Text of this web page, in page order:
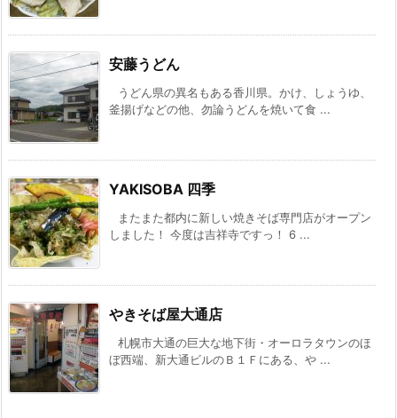
安藤うどん
うどん県の異名もある香川県。かけ、しょうゆ、
釜揚げなどの他、勿論うどんを焼いて食 ...
YAKISOBA 四季
またまた都内に新しい焼きそば専門店がオープン
しました！ 今度は吉祥寺ですっ！ 6 ...
やきそば屋大通店
札幌市大通の巨大な地下街・オーロラタウンのほ
ぼ西端、新大通ビルのＢ１Ｆにある、や ...